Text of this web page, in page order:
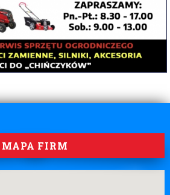
MAPA FIRM